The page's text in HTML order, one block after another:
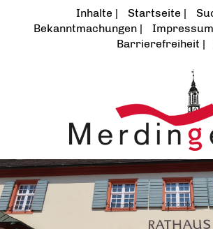
Inhalte Startseite
Bekanntmachungen
Impressum
Barrierefreiheit